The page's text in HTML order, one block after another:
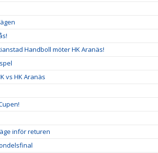
Handboll möter HK Aranäs!
vs HK Aranäs
inför returen